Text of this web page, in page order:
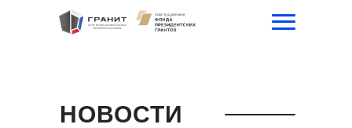
НОВОСТИ